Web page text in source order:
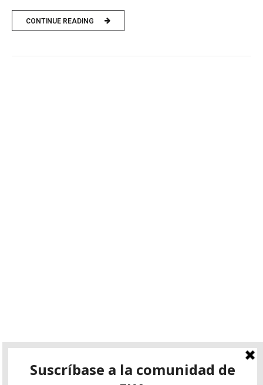
CONTINUE READING